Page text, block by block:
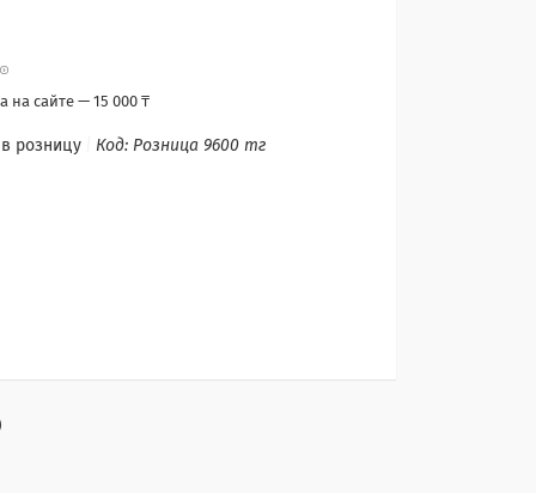
на сайте — 15 000 ₸
розницу Код: Розница 9600 тг